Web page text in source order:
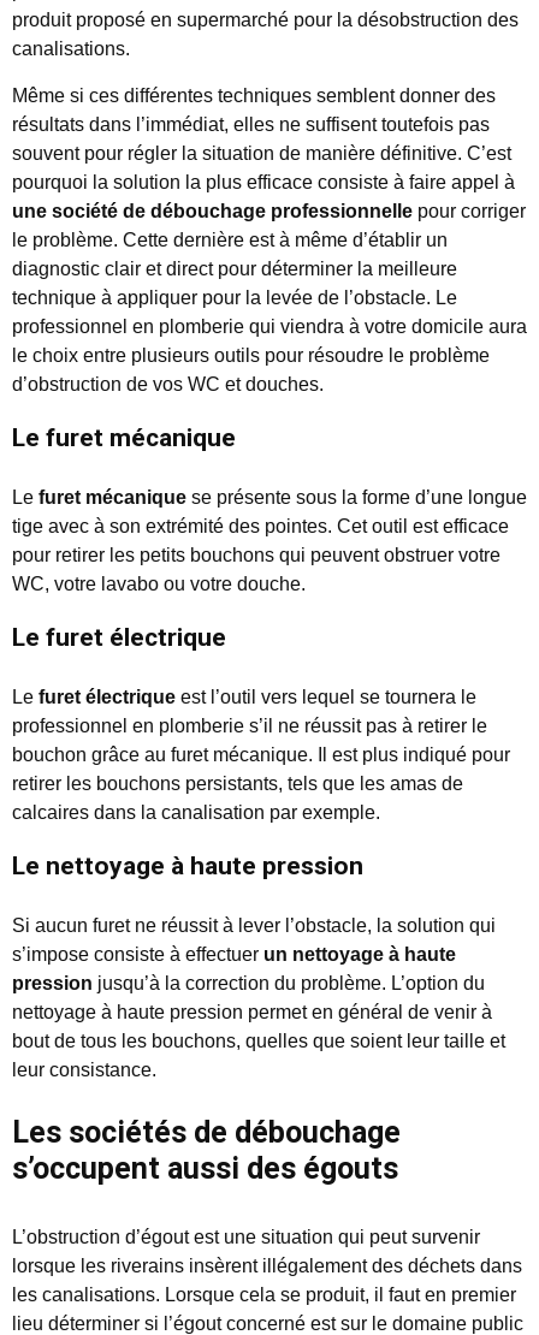
produit proposé en supermarché pour la désobstruction des
canalisations.
Même si ces différentes techniques semblent donner des
résultats dans l’immédiat, elles ne suffisent toutefois pas
souvent pour régler la situation de manière définitive. C’est
pourquoi la solution la plus efficace consiste à faire appel à
une société de débouchage professionnelle pour corriger
le problème. Cette dernière est à même d’établir un
diagnostic clair et direct pour déterminer la meilleure
technique à appliquer pour la levée de l’obstacle. Le
professionnel en plomberie qui viendra à votre domicile aura
le choix entre plusieurs outils pour résoudre le problème
d’obstruction de vos WC et douches.
Le furet mécanique
Le furet mécanique se présente sous la forme d’une longue
tige avec à son extrémité des pointes. Cet outil est efficace
pour retirer les petits bouchons qui peuvent obstruer votre
WC, votre lavabo ou votre douche.
Le furet électrique
Le furet électrique est l’outil vers lequel se tournera le
professionnel en plomberie s’il ne réussit pas à retirer le
bouchon grâce au furet mécanique. Il est plus indiqué pour
retirer les bouchons persistants, tels que les amas de
calcaires dans la canalisation par exemple.
Le nettoyage à haute pression
Si aucun furet ne réussit à lever l’obstacle, la solution qui
s’impose consiste à effectuer un nettoyage à haute
pression jusqu’à la correction du problème. L’option du
nettoyage à haute pression permet en général de venir à
bout de tous les bouchons, quelles que soient leur taille et
leur consistance.
Les sociétés de débouchage
s’occupent aussi des égouts
L’obstruction d’égout est une situation qui peut survenir
lorsque les riverains insèrent illégalement des déchets dans
les canalisations. Lorsque cela se produit, il faut en premier
lieu déterminer si l’égout concerné est sur le domaine public